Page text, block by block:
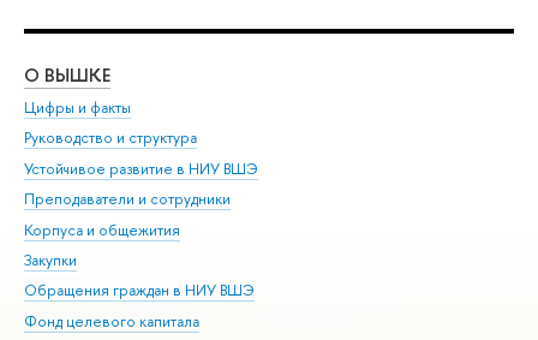
О ВЫШКЕ
Цифры и факты
Руководство и структура
Устойчивое развитие в НИУ ВШЭ
Преподаватели и сотрудники
Корпуса и общежития
Закупки
Обращения граждан в НИУ ВШЭ
Фонд целевого капитала